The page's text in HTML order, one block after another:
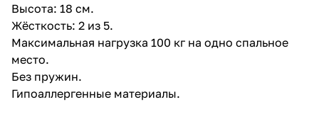
Высота: 18 см.
Жёсткость: 2 из 5.
Максимальная нагрузка 100 кг на одно спальное
место.
Без пружин.
Гипоаллергенные материалы.